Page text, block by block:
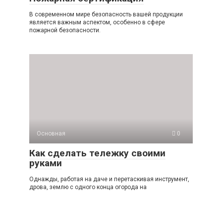
В современном мире безопасность вашей продукции
является важным аспектом, особенно в сфере
пожарной безопасности.
Основная 0
Как сделать тележку своими
руками
Однажды, работая на даче и перетаскивая инструмент,
дрова, землю с одного конца огорода на